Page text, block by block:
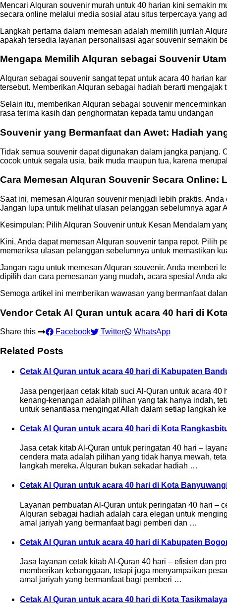
Mencari Alquran souvenir murah untuk 40 harian kini semakin
secara online melalui media sosial atau situs terpercaya yang
Langkah pertama dalam memesan adalah memilih jumlah
apakah tersedia layanan personalisasi agar souvenir semakin
Mengapa Memilih Alquran sebagai Souvenir
Alquran sebagai souvenir sangat tepat untuk acara 40 harian
tersebut. Memberikan Alquran sebagai hadiah berarti
Selain itu, memberikan Alquran sebagai souvenir
rasa terima kasih dan penghormatan kepada tamu undangan
Souvenir yang Bermanfaat dan Awet: Hadiah
Tidak semua souvenir dapat digunakan dalam jangka panjang.
cocok untuk segala usia, baik muda maupun tua, karena
Cara Memesan Alquran Souvenir Secara Online:
Saat ini, memesan Alquran souvenir menjadi lebih praktis.
Jangan lupa untuk melihat ulasan pelanggan sebelumnya agar
Kesimpulan: Pilih Alquran Souvenir untuk Kesan Mendalam
Kini, Anda dapat memesan Alquran souvenir tanpa repot. Pilih
memeriksa ulasan pelanggan sebelumnya untuk memastikan
Jangan ragu untuk memesan Alquran souvenir. Anda memberi
dipilih dan cara pemesanan yang mudah, acara spesial Anda
Semoga artikel ini memberikan wawasan yang bermanfaat
Vendor Cetak Al Quran untuk acara 40 hari di
Share this Facebook Twitter WhatsApp
Related Posts
Cetak Al Quran untuk acara 40 hari di Kabupaten
Jasa pengerjaan cetak kitab suci Al-Quran untuk acara
kenang-kenangan adalah pilihan yang tak hanya indah,
untuk senantiasa mengingat Allah dalam setiap langkah
Cetak Al Quran untuk acara 40 hari di Kota
Jasa cetak kitab Al-Quran untuk peringatan 40 hari –
cendera mata adalah pilihan yang tidak hanya mewah,
langkah mereka. Alquran bukan sekadar hadiah …
Cetak Al Quran untuk acara 40 hari di Kota
Layanan pembuatan Al-Quran untuk peringatan 40 hari
Alquran sebagai hadiah adalah cara elegan untuk
amal jariyah yang bermanfaat bagi pemberi dan …
Cetak Al Quran untuk acara 40 hari di Kabupaten
Jasa layanan cetak kitab Al-Quran 40 hari – efisien dan
memberikan kebanggaan, tetapi juga menyampaikan
amal jariyah yang bermanfaat bagi pemberi …
Cetak Al Quran untuk acara 40 hari di Kota